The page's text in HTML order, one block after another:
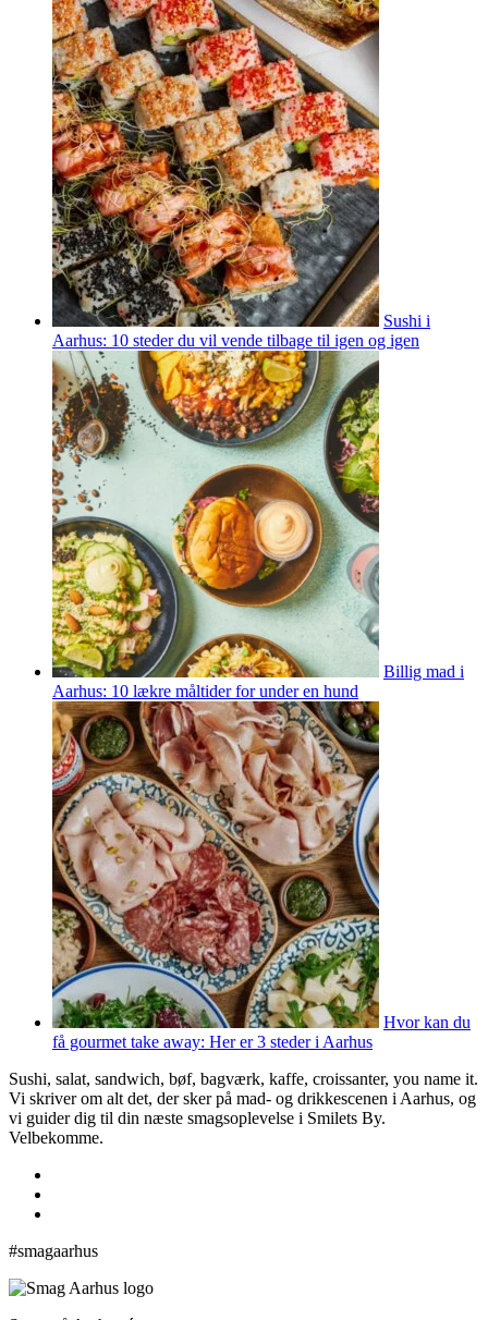
Sushi i
Aarhus: 10 steder du vil vende tilbage til igen og igen
Billig mad i
Aarhus: 10 lækre måltider for under en hund
Hvor kan du
få gourmet take away: Her er 3 steder i Aarhus
Sushi, salat, sandwich, bøf, bagværk, kaffe, croissanter, you name it.
Vi skriver om alt det, der sker på mad- og drikkescenen i Aarhus, og
vi guider dig til din næste smagsoplevelse i Smilets By.
Velbekomme.
#smagaarhus